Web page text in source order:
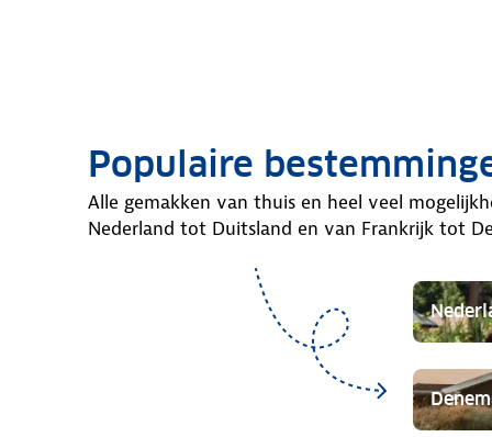
Populaire
Alle gemakken van thuis en heel veel
Nederland tot Duitsland en van Frankrijk tot